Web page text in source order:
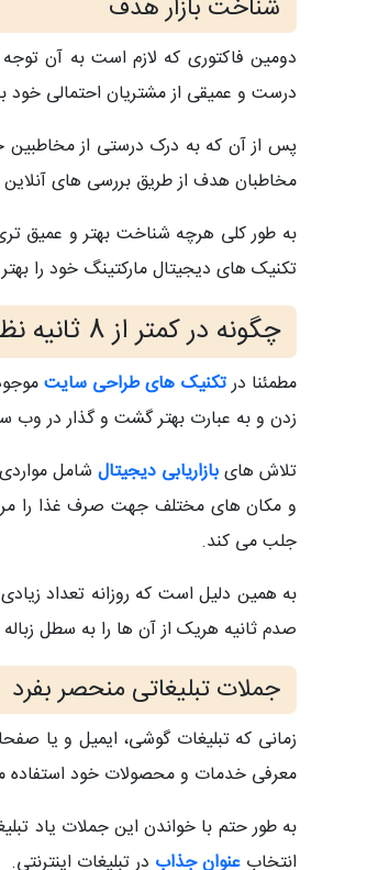
شناخت بازار هدف
دومین فاکتوری که لازم است به آن
درست و عمیقی از مشتریان احتمالی
پس از آن که به درک درستی از مخاطبین
مخاطبان هدف از طریق بررسی های
به طور کلی هرچه شناخت بهتر و عمیق
تکنیک های دیجیتال مارکتینگ خود را
چگونه در کمتر از 8 ثانیه نظر مشتری را جلب کنیم؟
مطمئنا درتکنیک های طراحی سایت
زدن و به عبارت بهتر گشت و گذار در
تلاش هایبازاریابی دیجیتال شامل
و مکان های مختلف جهت صرف غذا را
جلب می کند.
به همین دلیل است که روزانه تعداد
صدم ثانیه هریک از آن ها را به سطل زباله
جملات تبلیغاتی منحصر بفرد
زمانی که تبلیغات گوشی، ایمیل و یا
معرفی خدمات و محصولات خود استفاده
به طور حتم با خواندن این جملات یاد
انتخاب عنوان جذاب در تبلیغات اینترنتی.